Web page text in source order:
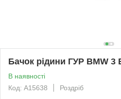
Бачок рідини ГУР BMW 3
В наявності
Код: A15638
Роздріб